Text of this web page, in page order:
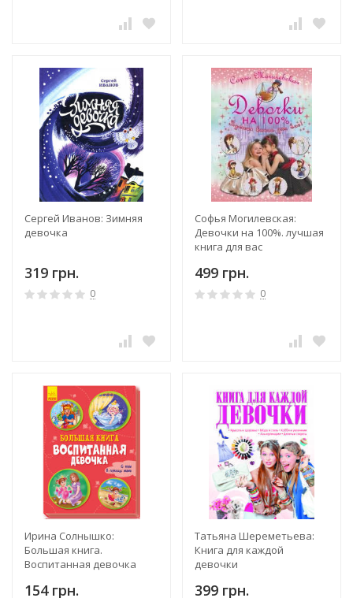
Сергей Иванов: Зимняя
девочка
319 грн.
0
Софья Могилевская:
Девочки на 100%. лучшая
книга для вас
499 грн.
0
Ирина Солнышко:
Большая книга.
Воспитанная девочка
154 грн.
Татьяна Шереметьева:
Книга для каждой
девочки
399 грн.